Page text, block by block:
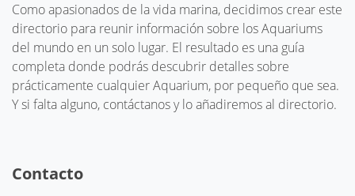
Como apasionados de la vida marina, decidimos crear este
directorio para reunir información sobre los Aquariums
del mundo en un solo lugar. El resultado es una guía
completa donde podrás descubrir detalles sobre
prácticamente cualquier Aquarium, por pequeño que sea.
Y si falta alguno, contáctanos y lo añadiremos al directorio.
Contacto